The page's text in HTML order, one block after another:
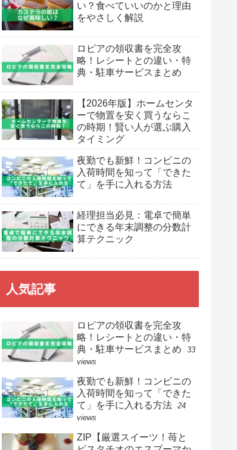
い？食べていいのかと理由
をやさしく解説
ロピアの領収書を完全攻
略！レシートとの違い・特
典・駐車サービスまとめ
【2026年版】ホームセンタ
ーで物置を安く買うならこ
の時期！賢い人が選ぶ購入
タイミング
夜勤でも新鮮！コンビニの
入荷時間を知って「できた
て」を手に入れる方法
経理担当必見：電卓で簡単
にできる年末調整の分数計
算テクニック
人気記事
ロピアの領収書を完全攻
略！レシートとの違い・特
典・駐車サービスまとめ
33
views
夜勤でも新鮮！コンビニの
入荷時間を知って「できた
て」を手に入れる方法 24
views
ZIP【厳選スイーツ！苺と